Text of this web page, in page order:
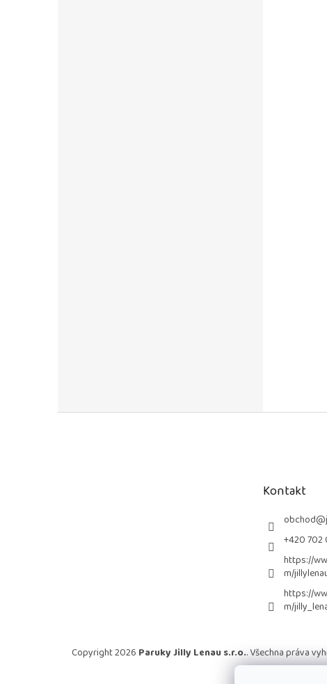
Kontakt
obchod@
+420 702
https://
m/
https://
m/
Copyright 2026 Paruky Jilly Lenau s.r.o.. Všechna práva